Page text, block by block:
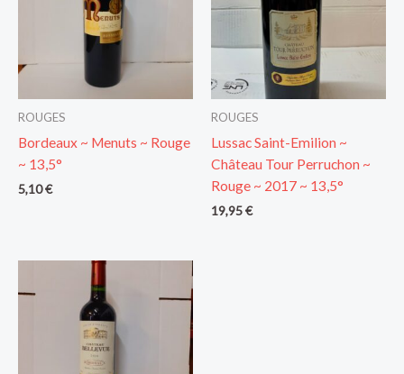
ROUGES
Bordeaux ~ Menuts ~ Rouge
~ 13,5°
5,10€
ROUGES
Lussac Saint-Emilion ~
Château Tour Perruchon ~
Rouge ~ 2017 ~ 13,5°
19,95€